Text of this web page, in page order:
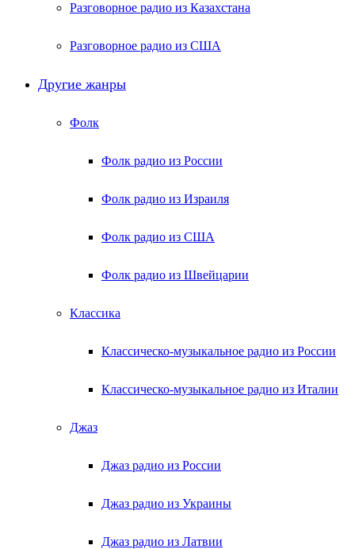
Разговорное радио из Казахстана
Разговорное радио из США
Другие жанры
Фолк
Фолк радио из России
Фолк радио из Израиля
Фолк радио из США
Фолк радио из Швейцарии
Классика
Классическо-музыкальное радио из России
Классическо-музыкальное радио из Италии
Джаз
Джаз радио из России
Джаз радио из Украины
Джаз радио из Латвии